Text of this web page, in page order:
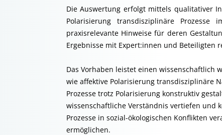
Die Auswertung erfolgt mittels qualitativer
Polarisierung transdisziplinäre Prozesse
praxisrelevante Hinweise für deren
Ergebnisse mit Expert:innen und Beteiligten
Das Vorhaben leistet einen wissenschaftlich
wie affektive Polarisierung transdisziplinäre
Prozesse trotz Polarisierung konstruktiv
wissenschaftliche Verständnis vertiefen und
Prozesse in sozial-ökologischen Konflikten
ermöglichen.